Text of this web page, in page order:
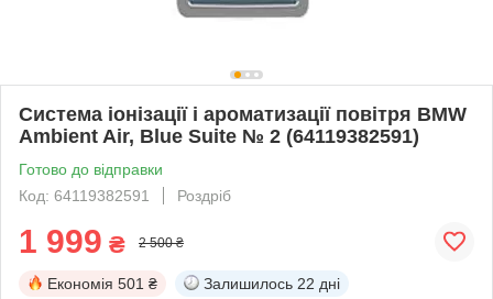
Система іонізації і ароматизації повітря BMW
Ambient Air, Blue Suite № 2 (64119382591)
Готово до відправки
Код: 64119382591
Роздріб
1 999 ₴ 2 500 ₴
Економія 501 ₴ Залишилось 22 дні